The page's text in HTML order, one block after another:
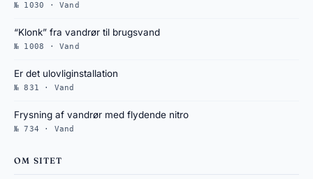
№ 1030 · Vand
“Klonk” fra vandrør til brugsvand
№ 1008 · Vand
Er det ulovliginstallation
№ 831 · Vand
Frysning af vandrør med flydende nitro
№ 734 · Vand
OM SITET